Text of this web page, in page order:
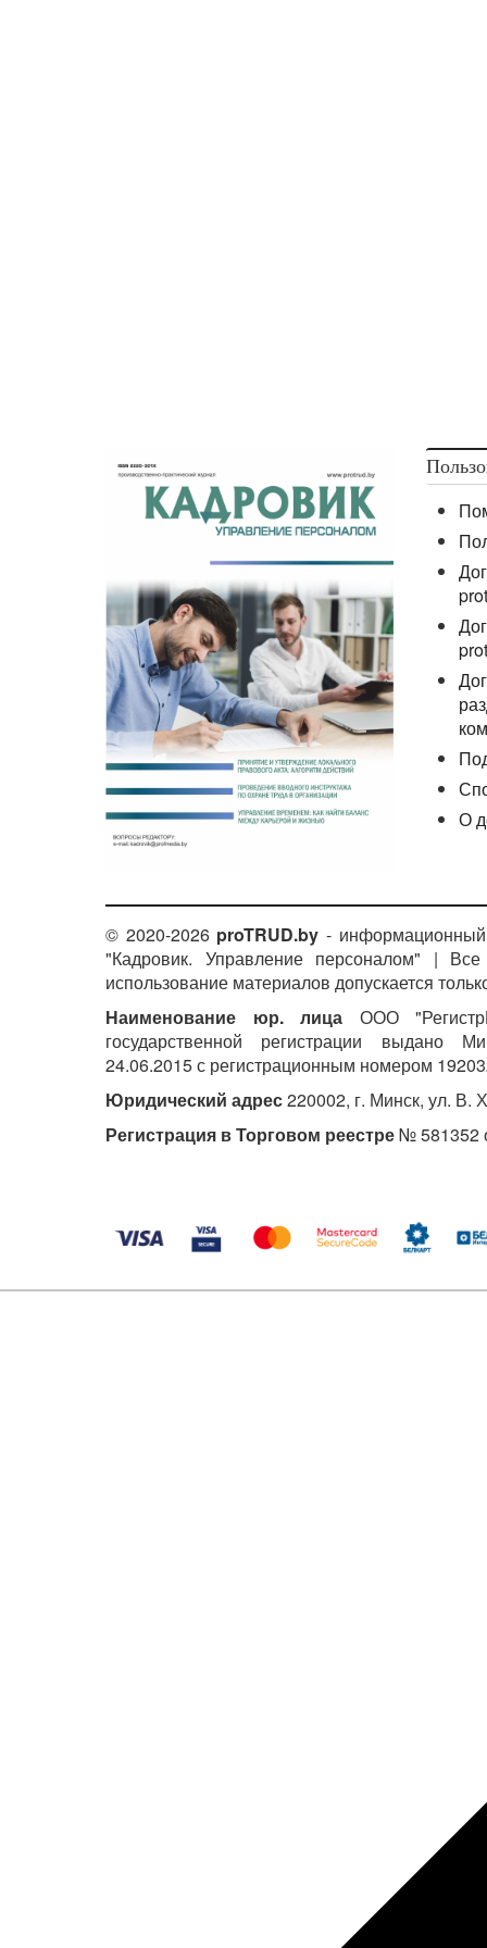
О
© 2020-2026 proTRUD.by - информационный
"Кадровик. Управление персоналом" |
использование материалов допускается
Наименование юр. лица ООО
государственной регистрации выдано
24.06.2015 с регистрационным номером
Юридический адрес220002, г. Минск, ул. В.
Регистрация в Торговом реестре№ 581352